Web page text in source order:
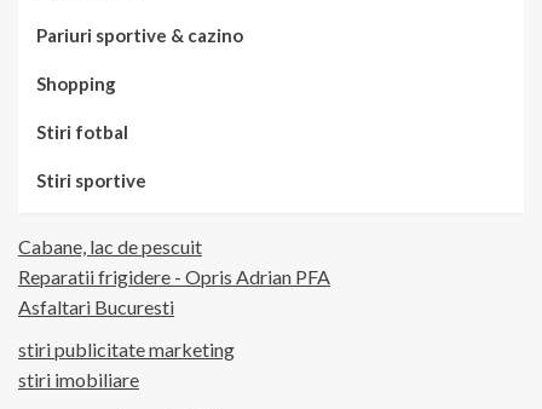
Pariuri sportive & cazino
Shopping
Stiri fotbal
Stiri sportive
Cabane, lac de pescuit
Reparatii frigidere - Opris Adrian PFA
Asfaltari Bucuresti
stiri publicitate marketing
stiri imobiliare